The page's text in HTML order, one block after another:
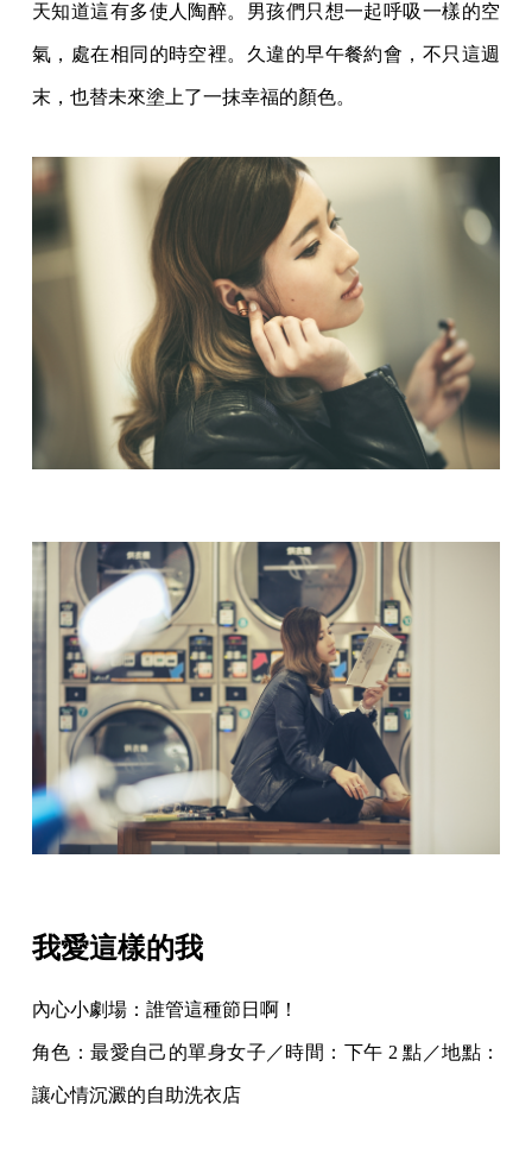
天知道這有多使人陶醉。男孩們只想一起呼吸一樣的空
氣，處在相同的時空裡。久違的早午餐約會，不只這週
末，也替未來塗上了一抹幸福的顏色。
我愛這樣的我
內心小劇場：誰管這種節日啊！
角色：最愛自己的單身女子／時間：下午 2 點／地點：
讓心情沉澱的自助洗衣店